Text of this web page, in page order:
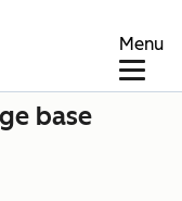
Menu
base